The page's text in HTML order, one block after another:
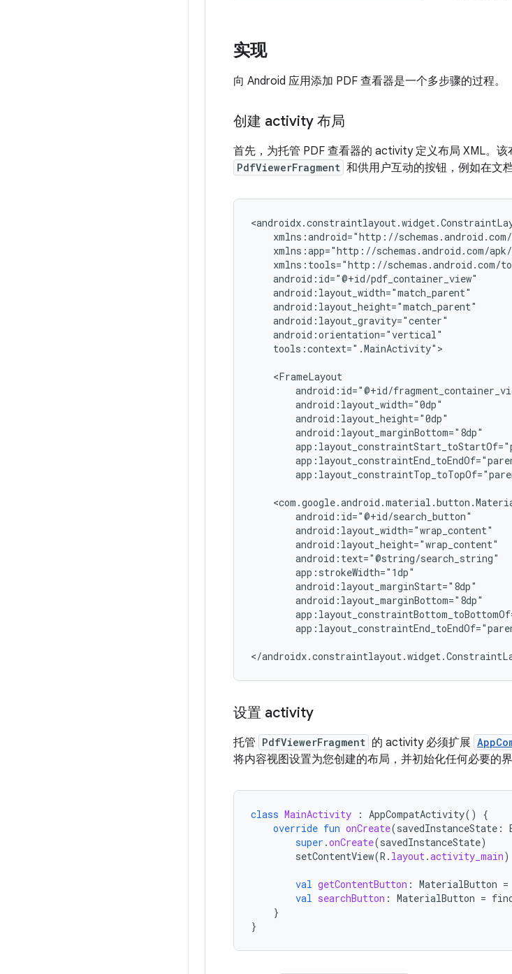
实现
向 Android 应用添加 PDF 查看器是一个多步骤的过程。
创建 activity 布局
首先，为托管 PDF 查看器的 activity 定义布局 XML。该
PdfViewerFragment 和供用户互动的按钮，例如在文
tools:context=".MainActivity">
设置 activity
托管 PdfViewerFragment 的 activity 必须扩展
将内容视图设置为您创建的布局，并初始化任何必要的界
class MainActivity : AppCompatActivity()
{
override fun onCreate(savedInstanceState :
super .onCreate(savedInstanceState)
setContentView(R . layout.activity_main)
val getContentButton : MaterialButton =
val searchButton : MaterialButton =
}
}